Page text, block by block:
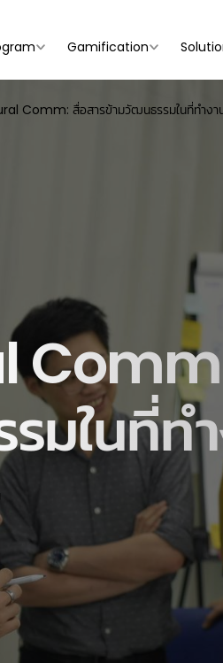
Gamification
Comm: สื่อสารข้ามวัฒนธรรมในที่ทำงา
มในที่ท